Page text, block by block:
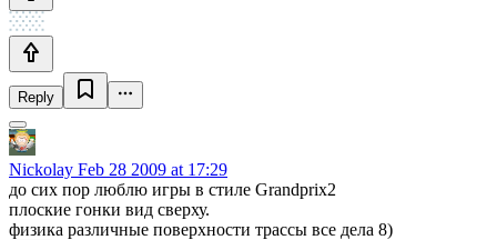
Reply
Nickolay Feb 28 2009 at 17:29
до сих пор люблю игры в стиле Grandprix2
плоские гонки вид сверху.
физика различные поверхности трассы все дела 8)